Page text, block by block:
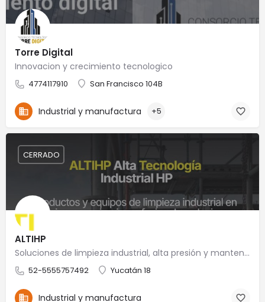
Torre Digital
Innovacion y crecimiento tecnologico
4774117910 San Francisco 104B
Industrial y manufactura +5
ALTIHP
Soluciones de limpieza industrial, alta presión y mantenimiento especializado
52-5555757492 Yucatán 18
CERRADO
Industrial y manufactura